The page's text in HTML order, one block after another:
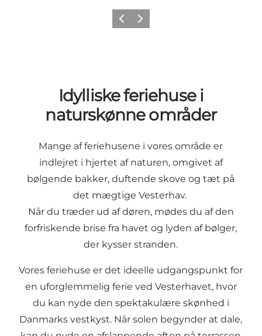
ForrigeNæste
Idylliske feriehuse i
naturskønne områder
Mange af feriehusene i vores område er
indlejret i hjertet af naturen, omgivet af
bølgende bakker, duftende skove og tæt på
det mægtige Vesterhav.
Når du træder ud af døren, mødes du af den
forfriskende brise fra havet og lyden af bølger,
der kysser stranden.
Vores feriehuse er det ideelle udgangspunkt for
en uforglemmelig ferie ved Vesterhavet, hvor
du kan nyde den spektakulære skønhed i
Danmarks vestkyst. Når solen begynder at dale,